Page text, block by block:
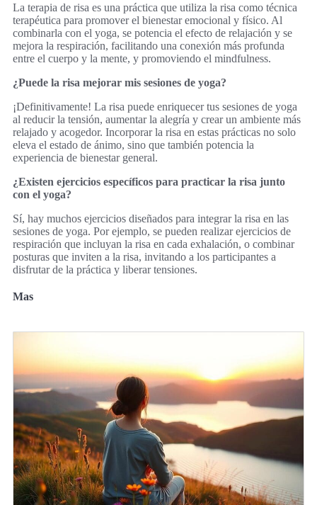
La terapia de risa es una práctica que utiliza la risa como técnica
terapéutica para promover el bienestar emocional y físico. Al
combinarla con el yoga, se potencia el efecto de relajación y se
mejora la respiración, facilitando una conexión más profunda
entre el cuerpo y la mente, y promoviendo el mindfulness.
¿Puede la risa mejorar mis sesiones de yoga?
¡Definitivamente! La risa puede enriquecer tus sesiones de yoga
al reducir la tensión, aumentar la alegría y crear un ambiente más
relajado y acogedor. Incorporar la risa en estas prácticas no solo
eleva el estado de ánimo, sino que también potencia la
experiencia de bienestar general.
¿Existen ejercicios específicos para practicar la risa junto
con el yoga?
Sí, hay muchos ejercicios diseñados para integrar la risa en las
sesiones de yoga. Por ejemplo, se pueden realizar ejercicios de
respiración que incluyan la risa en cada exhalación, o combinar
posturas que inviten a la risa, invitando a los participantes a
disfrutar de la práctica y liberar tensiones.
Mas